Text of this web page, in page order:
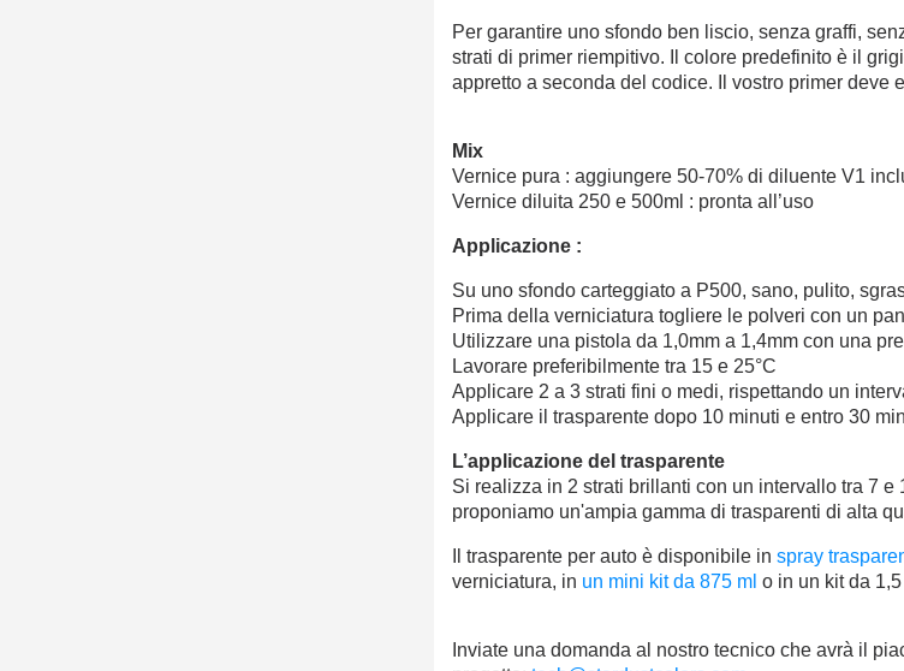
Per garantire uno sfondo ben liscio, senza graffi,
strati di primer riempitivo. Il colore predefinito è il
appretto a seconda del codice. Il vostro primer deve
Mix
Vernice pura : aggiungere 50-70% di diluente V1
Vernice diluita 250 e 500ml : pronta all’uso
Applicazione :
Su uno sfondo carteggiato a P500, sano, pulito,
Prima della verniciatura togliere le polveri con un
Utilizzare una pistola da 1,0mm a 1,4mm con una
Lavorare preferibilmente tra 15 e 25°C
Applicare 2 a 3 strati fini o medi, rispettando un
Applicare il trasparente dopo 10 minuti e entro 30
L’applicazione del trasparente
Si realizza in 2 strati brillanti con un intervallo tra 7 e
proponiamo un'ampia gamma di trasparenti di alta
Il trasparente per auto è disponibile inspray
verniciatura, in un mini kit da 875 ml o in un kit da
Inviate una domanda al nostro tecnico che avrà il